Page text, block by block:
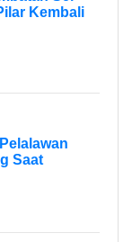
Kembali
Saat